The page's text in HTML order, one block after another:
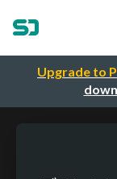
Upgrade to